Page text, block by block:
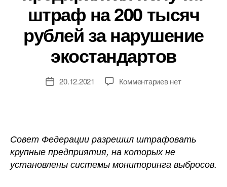
штраф на 200 тысяч
рублей за нарушение
экостандартов
Дата20.12.2021 Комментариевк
штраф
200
тысяч
нет
Совет Федерации разрешил штрафовать
крупные предприятия, на которых не
установлены системы мониторинга выбросов.